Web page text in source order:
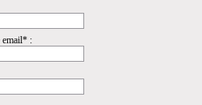
email* :